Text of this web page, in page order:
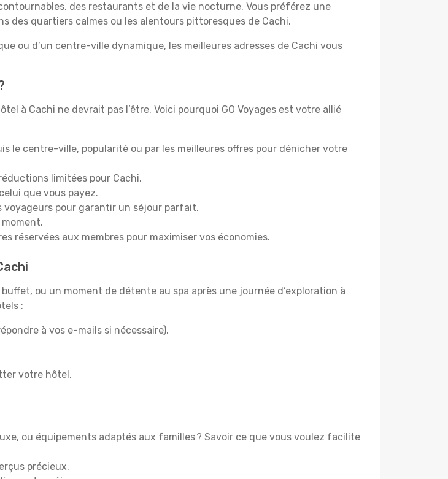
des restaurants et de la vie nocturne. Vous préférez une
des quartiers calmes ou les alentours pittoresques de Cachi.
ou d’un centre-ville dynamique, les meilleures adresses de Cachi vous
à Cachi ne devrait pas l’être. Voici pourquoi GO Voyages est votre allié
le centre-ville, popularité ou par les meilleures offres pour dénicher votre
limitées pour Cachi.
que vous payez.
pour garantir un séjour parfait.
réservées aux membres pour maximiser vos économies.
ou un moment de détente au spa après une journée d’exploration à
:
à vos e-mails si nécessaire).
votre hôtel.
ou équipements adaptés aux familles ? Savoir ce que vous voulez facilite
précieux.